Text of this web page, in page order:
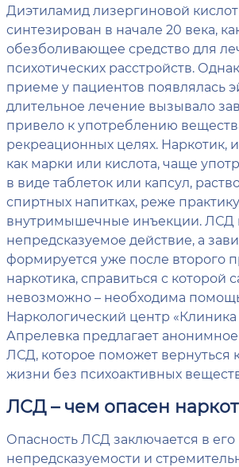
Диэтиламид лизергиновой
синтезирован в начале 20 века,
обезболивающее средство для
психотических расстройств.
приеме у пациентов появлялась
длительное лечение вызывало
привело к употреблению
рекреационных целях. Наркотик,
как марки или кислота, чаще
в виде таблеток или капсул,
спиртных напитках, реже
внутримышечные инъекции. ЛСД
непредсказуемое действие, а
формируется уже после второго
наркотика, справиться с которой
невозможно – необходима
Наркологический центр
Апрелевка предлагает
ЛСД, которое поможет вернуться
жизни без психоактивных
ЛСД – чем опасен
Опасность ЛСД заключается в его
непредсказуемости и